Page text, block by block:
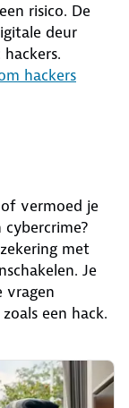
risico. De
deur
hackers
vermoed je
met
Je
vragen
een hack.